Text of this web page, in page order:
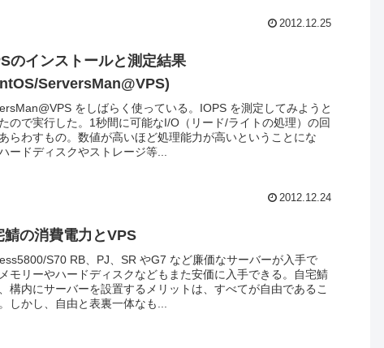
2012.12.25
のインストールと測定結果
ServersMan@VPS)
をしばらく使っている。IOPS を測定してみようと
ので実行した。1秒間に可能なI/O（リード/ライトの処理）の回
らわすもの。数値が高いほど処理能力が高いということにな
ードディスクやストレージ等...
2012.12.24
鯖の消費電力とVPS
S70 RB、PJ、SR やG7 など廉価なサーバーが入手で
モリーやハードディスクなどもまた安価に入手できる。自宅鯖
構内にサーバーを設置するメリットは、すべてが自由であるこ
しかし、自由と表裏一体なも...